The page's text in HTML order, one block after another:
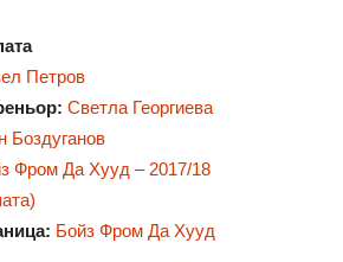
Петров
Светла Георгиева
Боздуганов
Фром Да Хууд – 2017/18
Бойз Фром Да Хууд